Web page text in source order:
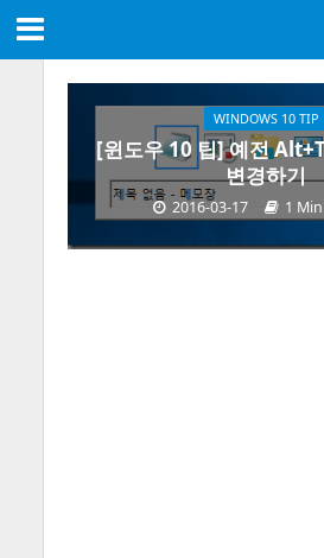
WINDOWS 10 TIP
[윈도우 10 팁] 예전
변경하기
2016-03-17 1